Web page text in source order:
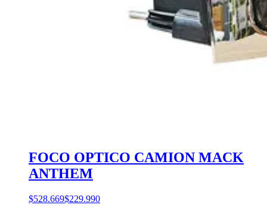
FOCO OPTICO CAMION MACK
ANTHEM
$528.669$229.990